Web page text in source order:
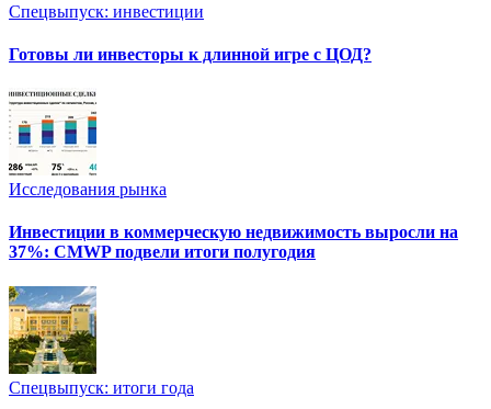
Спецвыпуск: инвестиции
Готовы ли инвесторы к длинной игре с ЦОД?
Исследования рынка
Инвестиции в коммерческую недвижимость выросли на
37%: CMWP подвели итоги полугодия
Спецвыпуск: итоги года